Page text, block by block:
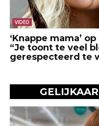
VIDEO
‘Knappe mama’
“Je toont te veel
gerespecteerd te